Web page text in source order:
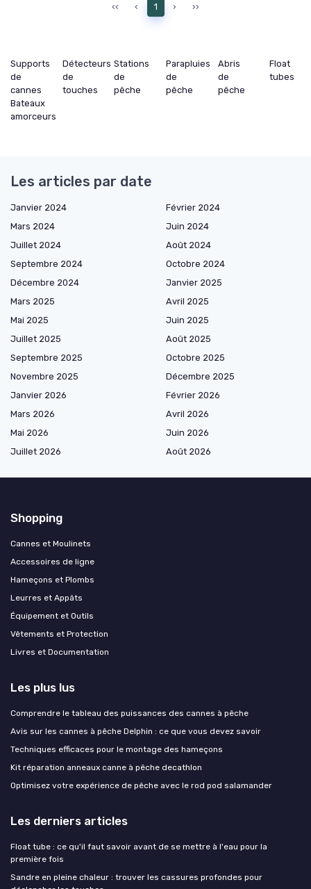
‹‹ ‹ 1 › ››
Supports
de
cannes
Détecteurs
de
touches
Stations
de
pêche
Parapluies
de
pêche
Abris
de
pêche
Float
tubes
Bateaux
amorceurs
Les articles par date
Janvier 2024
Février 2024
Mars 2024
Juin 2024
Juillet 2024
Août 2024
Septembre 2024
Octobre 2024
Décembre 2024
Janvier 2025
Mars 2025
Avril 2025
Mai 2025
Juin 2025
Juillet 2025
Août 2025
Septembre 2025
Octobre 2025
Novembre 2025
Décembre 2025
Janvier 2026
Février 2026
Mars 2026
Avril 2026
Mai 2026
Juin 2026
Juillet 2026
Août 2026
Shopping
Cannes et Moulinets
Accessoires de ligne
Hameçons et Plombs
Leurres et Appâts
Équipement et Outils
Vêtements et Protection
Livres et Documentation
Les plus lus
Comprendre le tableau des puissances des cannes à pêche
Avis sur les cannes à pêche Delphin : ce que vous devez savoir
Techniques efficaces pour le montage des hameçons
Kit réparation anneaux canne à pêche decathlon
Optimisez votre expérience de pêche avec le rod pod salamander
Les derniers articles
Float tube : ce qu'il faut savoir avant de se mettre à l'eau pour la
première fois
Sandre en pleine chaleur : trouver les cassures profondes pour